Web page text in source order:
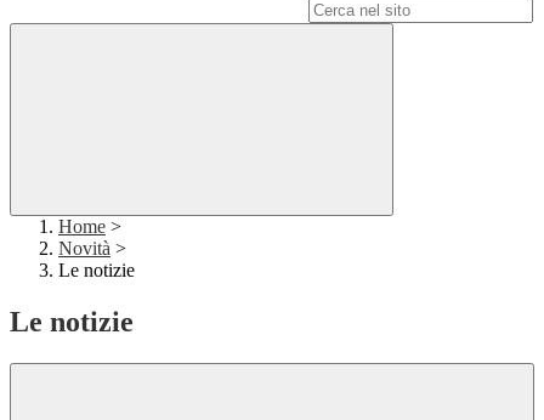
Home >
Novità >
Le notizie
Le notizie